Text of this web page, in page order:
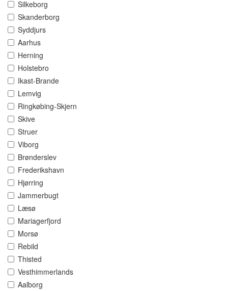
Silkeborg
Skanderborg
Syddjurs
Aarhus
Herning
Holstebro
Ikast-Brande
Lemvig
Ringkøbing-Skjern
Skive
Struer
Viborg
Brønderslev
Frederikshavn
Hjørring
Jammerbugt
Læsø
Mariagerfjord
Morsø
Rebild
Thisted
Vesthimmerlands
Aalborg